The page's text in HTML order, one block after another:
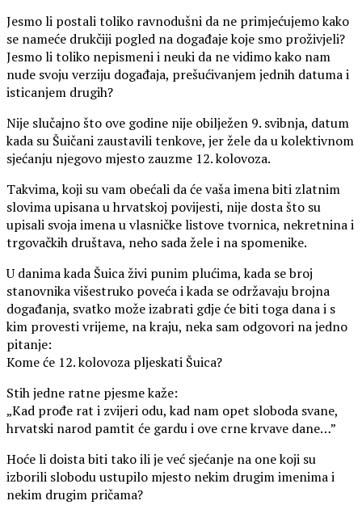
Jesmo li postali toliko ravnodušni da ne primjećujemo kako
se nameće drukčiji pogled na događaje koje smo proživjeli?
Jesmo li toliko nepismeni i neuki da ne vidimo kako nam
nude svoju verziju događaja, prešućivanjem jednih datuma i
isticanjem drugih?
Nije slučajno što ove godine nije obilježen 9. svibnja, datum
kada su Šuičani zaustavili tenkove, jer žele da u kolektivnom
sjećanju njegovo mjesto zauzme 12. kolovoza.
Takvima, koji su vam obećali da će vaša imena biti zlatnim
slovima upisana u hrvatskoj povijesti, nije dosta što su
upisali svoja imena u vlasničke listove tvornica, nekretnina i
trgovačkih društava, neho sada žele i na spomenike.
U danima kada Šuica živi punim plućima, kada se broj
stanovnika višestruko poveća i kada se održavaju brojna
događanja, svatko može izabrati gdje će biti toga dana i s
kim provesti vrijeme, na kraju, neka sam odgovori na jedno
pitanje:
Kome će 12. kolovoza pljeskati Šuica?
Stih jedne ratne pjesme kaže:
„Kad prođe rat i zvijeri odu, kad nam opet sloboda svane,
hrvatski narod pamtit će gardu i ove crne krvave dane…”
Hoće li doista biti tako ili je već sjećanje na one koji su
izborili slobodu ustupilo mjesto nekim drugim imenima i
nekim drugim pričama?